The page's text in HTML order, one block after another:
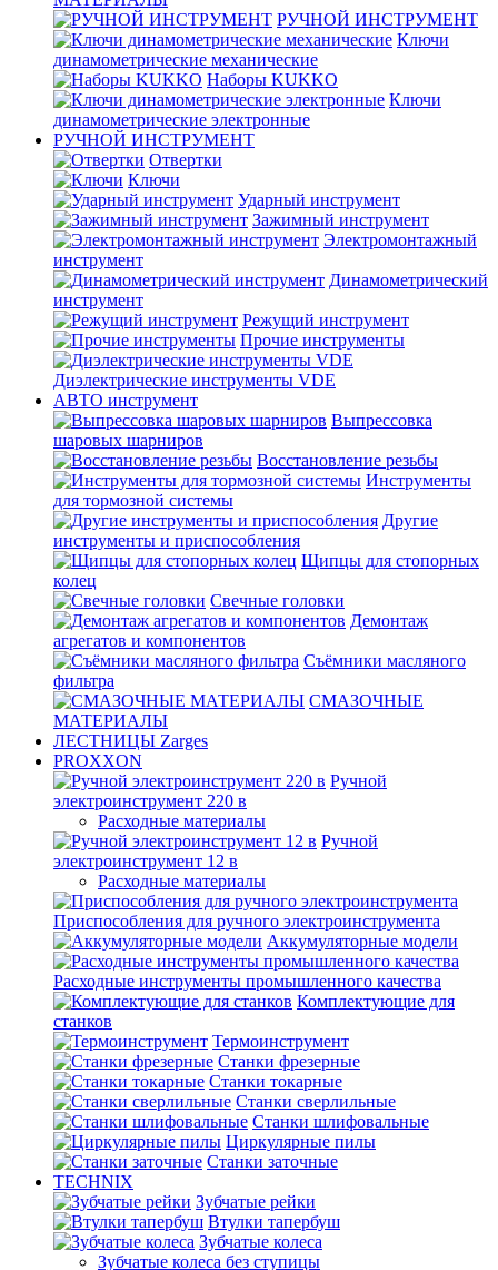
РУЧНОЙ ИНСТРУМЕНТ
Ключи
динамометрические механические
Наборы KUKKO
Ключи
динамометрические электронные
РУЧНОЙ ИНСТРУМЕНТ
Отвертки
Ключи
Ударный инструмент
Зажимный инструмент
Электромонтажный
инструмент
Динамометрический
инструмент
Режущий инструмент
Прочие инструменты
Диэлектрические инструменты VDE
АВТО инструмент
Выпрессовка
шаровых шарниров
Восстановление резьбы
Инструменты
для тормозной системы
Другие
инструменты и приспособления
Щипцы для стопорных
колец
Свечные головки
Демонтаж
агрегатов и компонентов
Съёмники масляного
фильтра
СМАЗОЧНЫЕ
МАТЕРИАЛЫ
ЛЕСТНИЦЫ Zarges
PROXXON
Ручной
электроинструмент 220 в
Расходные материалы
Ручной
электроинструмент 12 в
Расходные материалы
Приспособления для ручного электроинструмента
Аккумуляторные модели
Расходные инструменты промышленного качества
Комплектующие для
станков
Термоинструмент
Станки фрезерные
Станки токарные
Станки сверлильные
Станки шлифовальные
Циркулярные пилы
Станки заточные
TECHNIX
Зубчатые рейки
Втулки тапербуш
Зубчатые колеса
Зубчатые колеса без ступицы